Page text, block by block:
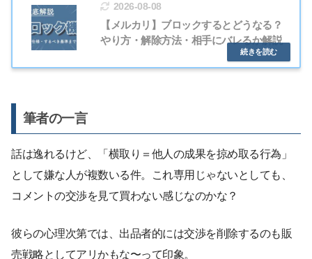
2026-08-08
【メルカリ】ブロックするとどうなる？
やり方・解除方法・相手にバレるか解説
筆者の一言
話は逸れるけど、「横取り＝他人の成果を掠め取る行為」
として嫌な人が複数いる件。これ専用じゃないとしても、
コメントの交渉を見て買わない感じなのかな？
彼らの心理次第では、出品者的には交渉を削除するのも販
売戦略としてアリかもな〜って印象。